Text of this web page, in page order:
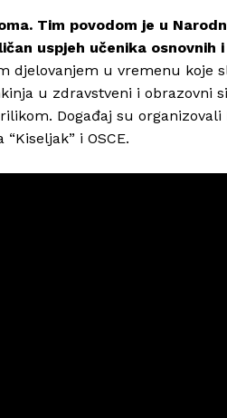
Tim povodom je u
uspjeh učenika osnovnih
djelovanjem u vremenu koje
u zdravstveni i obrazovni
Događaj su organizovali
i OSCE.